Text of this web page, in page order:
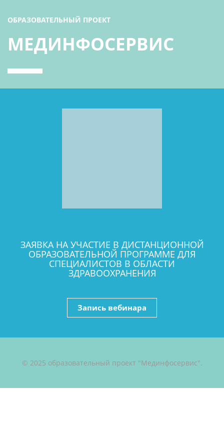
ОБРАЗОВАТЕЛЬНЫЙ ПРОЕКТ
МЕДИНФОСЕРВИС
ЗАЯВКА НА УЧАСТИЕ В ДИСТАНЦИОННОЙ
ОБРАЗОВАТЕЛЬНОЙ ПРОГРАММЕ ДЛЯ
СПЕЦИАЛИСТОВ В ОБЛАСТИ
ЗДРАВООХРАНЕНИЯ
Запись вебинара
© 2025 образовательный проект "Мединфосервис".